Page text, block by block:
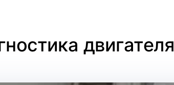
двигателя